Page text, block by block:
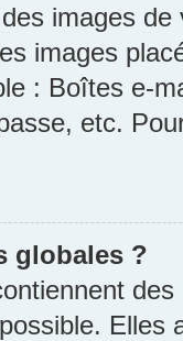
images
images
: Boîtes e-
etc.
globales ?
Elles